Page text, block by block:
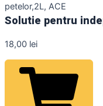
petelor,2L, ACE
Solutie pentru
18,00 lei